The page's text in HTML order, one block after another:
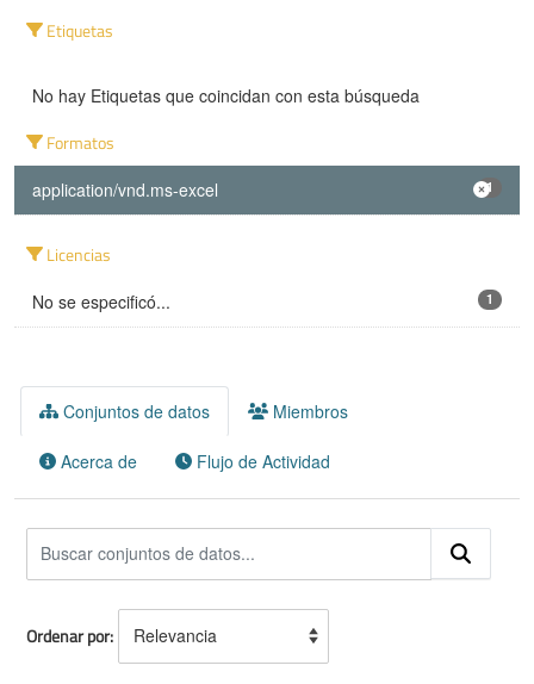
Etiquetas
No hay Etiquetas que coincidan con esta búsqueda
Formatos
application/vnd.ms-excel 1
Licencias
No se especificó... 1
Conjuntos de datos Miembros
Acerca de Flujo de Actividad
Ordenar por